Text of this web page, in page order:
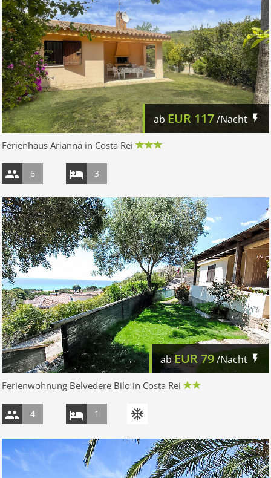
ab EUR 117/Nacht
Ferienhaus Arianna in Costa Rei
6 3
abEUR79/Nacht
Ferienwohnung Belvedere Bilo in Costa Rei
4 1